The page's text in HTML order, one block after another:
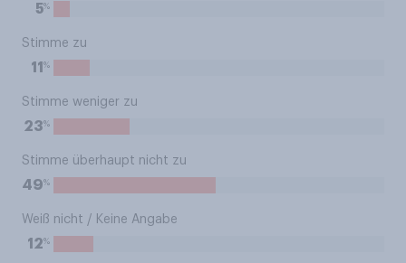
5%
Stimme zu
11 %
Stimme weniger zu
23%
Stimme überhaupt nicht zu
49%
Weiß nicht / Keine Angabe
12%